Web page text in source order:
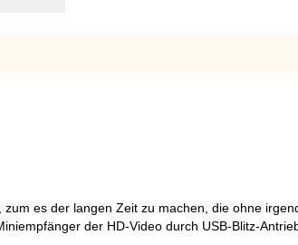
es der langen Zeit zu machen, die ohne
der HD-Video durch USB-Blitz-